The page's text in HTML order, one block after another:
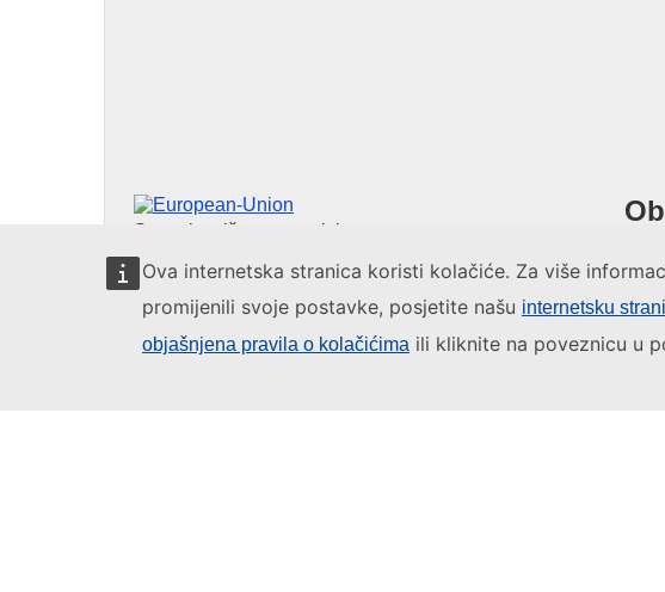
Ova internetska stranica koristi kolačiće. Za više
promijenili svoje postavke, posjetite našu internetsku
objašnjena pravila o kolačićima ili kliknite na poveznicu u
Europska unija
Saznajte više na stranici